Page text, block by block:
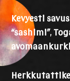
Kevyesti
“sashimi”,